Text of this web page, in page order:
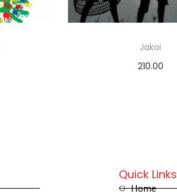
Jakoi
210.00
Quick Links
Home